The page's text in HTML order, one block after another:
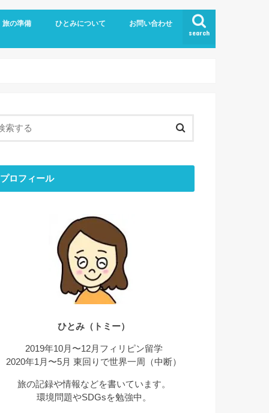
search
旅の準備
旅の持ち物
留学
お金のはなし
ひとみについて
ブログについて
ひとりごと
ひとみの「おすすめ」
最近のできごと
目標と結果
コミュニケーション
ミニマリスト
エシカル
お問い合わせ
プロフィール
ひとみ（トミー）
2019年10月〜12月フィリピン留学
2020年1月〜5月 東回りで世界一周（中断）
旅の記録や情報などを書いています。
環境問題やSDGsを勉強中。